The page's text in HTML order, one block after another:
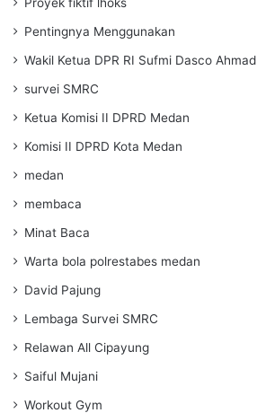
Pentingnya Menggunakan
Wakil Ketua DPR RI Sufmi Dasco Ahmad
survei SMRC
Ketua Komisi II DPRD Medan
Komisi II DPRD Kota Medan
medan
membaca
Minat Baca
Warta bola polrestabes medan
David Pajung
Lembaga Survei SMRC
Relawan All Cipayung
Saiful Mujani
Workout Gym